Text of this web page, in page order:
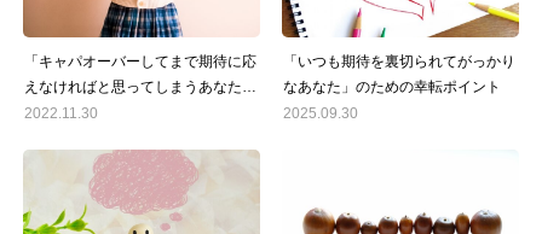
「キャパオーバーしてまで期待に応
えなければと思ってしまうあなた」
のための好転ポイント
2022.11.30
「いつも期待を裏切られてがっかり
なあなた」のための幸転ポイント
2025.09.30